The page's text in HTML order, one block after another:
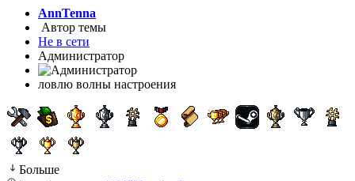
AnnTenna
Автор темы
Не в сети
Администратор
ловлю волны настроения
Больше